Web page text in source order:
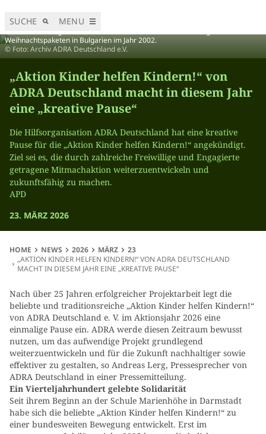
SUCHE MENU
Weihnachtspaketen in Bulgarien im Jahr 2002.
© Foto: Archiv ADRA Deutschland e.V.
„Aktion Kinder helfen Kindern!“ von
ADRA Deutschland macht in diesem Jahr
eine „kreative Pause“
Die Hilfsorganisation ADRA Deutschland hat eine kreative
Pause für die „Aktion Kinder helfen Kindern!“ angekündigt.
Ziel sei es, die durch zahlreiche Freiwillige und Engagierte
getragene Mitmachaktion weiterzuentwickeln und
zukunftsfähig zu machen.
APD
23. MÄRZ 2026
HOME NEWS 2026 MÄRZ
23
„AKTION KINDER HELFEN KINDERN!“ VON ADRA DEUTSCHLAND
MACHT IN DIESEM JAHR EINE „KREATIVE PAUSE“
Nach über 25 Jahren erfolgreicher Projektarbeit legt die
beliebte und traditionsreiche „Aktion Kinder helfen Kindern!“
von ADRA Deutschland e. V. im Aktionsjahr 2026 eine
einmalige Pause ein. ADRA werde diesen Zeitraum bewusst
nutzen, um das aufwendige Projekt grundlegend
weiterzuentwickeln und für die Zukunft nachhaltiger sowie
effektiver zu gestalten, so Andreas Lerg, Pressesprecher von
ADRA Deutschland in einer Pressemitteilung.
Ein Vierteljahrhundert gelebte Solidarität
Seit ihrem Beginn an der Schule Marienhöhe in Darmstadt
habe sich die beliebte „Aktion Kinder helfen Kindern!“ zu
einer bundesweiten Bewegung entwickelt. Erst im